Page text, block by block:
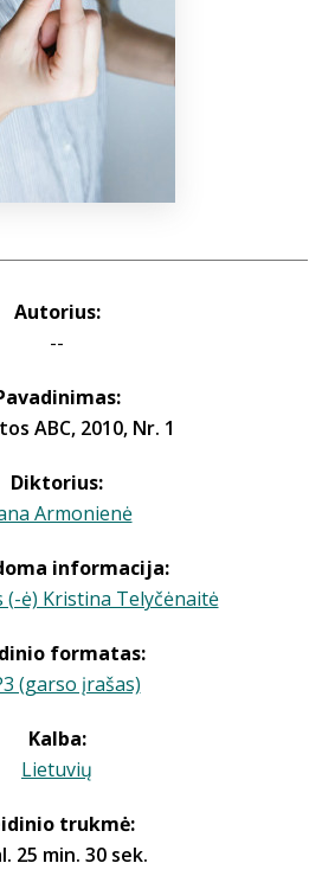
+370 667 80 541
info@elvislab.lt
Autorius:
--
ABC, 2010, Nr. 1
Diktorius:
Armonienė
informacija:
(-ė) Kristina Telyčėnaitė
formatas:
(garso įrašas)
Kalba:
Lietuvių
trukmė:
25 min. 30 sek.